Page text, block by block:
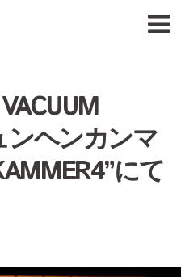
chelfitsch / toshiki okada
Ja
FOR
ンヘンカンマ
にて